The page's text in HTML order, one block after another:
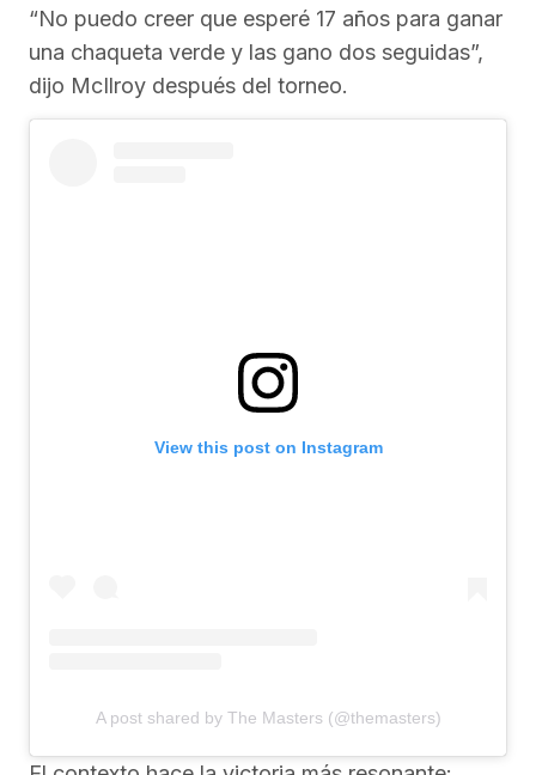
“No puedo creer que esperé 17 años para ganar
una chaqueta verde y las gano dos seguidas”,
dijo McIlroy después del torneo.
View this post on Instagram
A post shared by The Masters (@themasters)